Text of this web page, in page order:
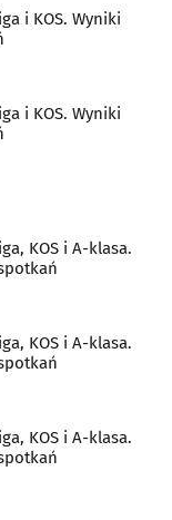
i KOS. Wyniki
i KOS. Wyniki
KOS i A-klasa.
KOS i A-klasa.
KOS i A-klasa.